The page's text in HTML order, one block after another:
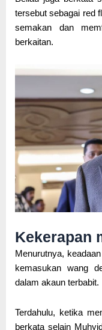
tersebut sebagai red
semakan dan
berkaitan.
Kekerapan
Menurutnya,
kemasukan wang
dalam akaun terbabit.
Terdahulu, ketika
berkata selain